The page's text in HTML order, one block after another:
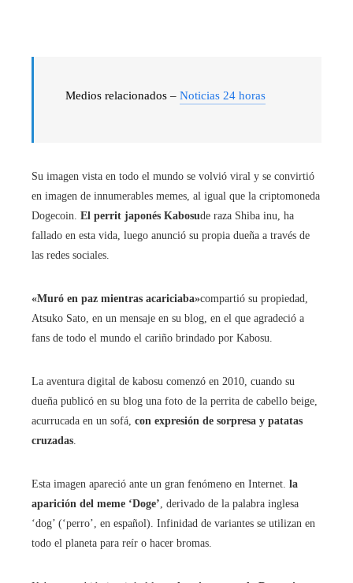
Medios relacionados – Noticias 24 horas
Su imagen vista en todo el mundo se volvió viral y se convirtió
en imagen de innumerables memes, al igual que la criptomoneda
Dogecoin. El perrit japonés Kabosude raza Shiba inu, ha
fallado en esta vida, luego anunció su propia dueña a través de
las redes sociales.
«Muró en paz mientras acariciaba»compartió su propiedad,
Atsuko Sato, en un mensaje en su blog, en el que agradeció a
fans de todo el mundo el cariño brindado por Kabosu.
La aventura digital de kabosu comenzó en 2010, cuando su
dueña publicó en su blog una foto de la perrita de cabello beige,
acurrucada en un sofá, con expresión de sorpresa y patatas
cruzadas.
Esta imagen apareció ante un gran fenómeno en Internet. la
aparición del meme ‘Doge’, derivado de la palabra inglesa
‘dog’ (‘perro’, en español). Infinidad de variantes se utilizan en
todo el planeta para reír o hacer bromas.